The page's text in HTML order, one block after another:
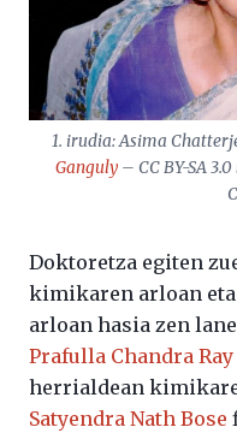
1. irudia: Asima
Ganguly– CC BY-SA
Doktoretza egiten
kimikaren arloan
arloan hasia zen
Prafulla Chandra Ray
herrialdean
Satyendra Nath Bose